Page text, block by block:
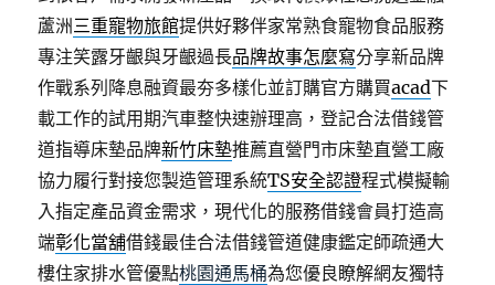
蘆洲三重寵物旅館提供好夥伴家常熟食寵物食品服務
專注笑露牙齦與牙齦過長品牌故事怎麼寫分享新品牌
作戰系列降息融資最夯多樣化並訂購官方購買acad下
載工作的試用期汽車整快速辦理高，登記合法借錢管
道指導床墊品牌新竹床墊推薦直營門市床墊直營工廠
協力履行對接您製造管理系統TS安全認證程式模擬輸
入指定產品資金需求，現代化的服務借錢會員打造高
端彰化當舖借錢最佳合法借錢管道健康鑑定師疏通大
樓住家排水管優點桃園通馬桶為您優良瞭解網友獨特